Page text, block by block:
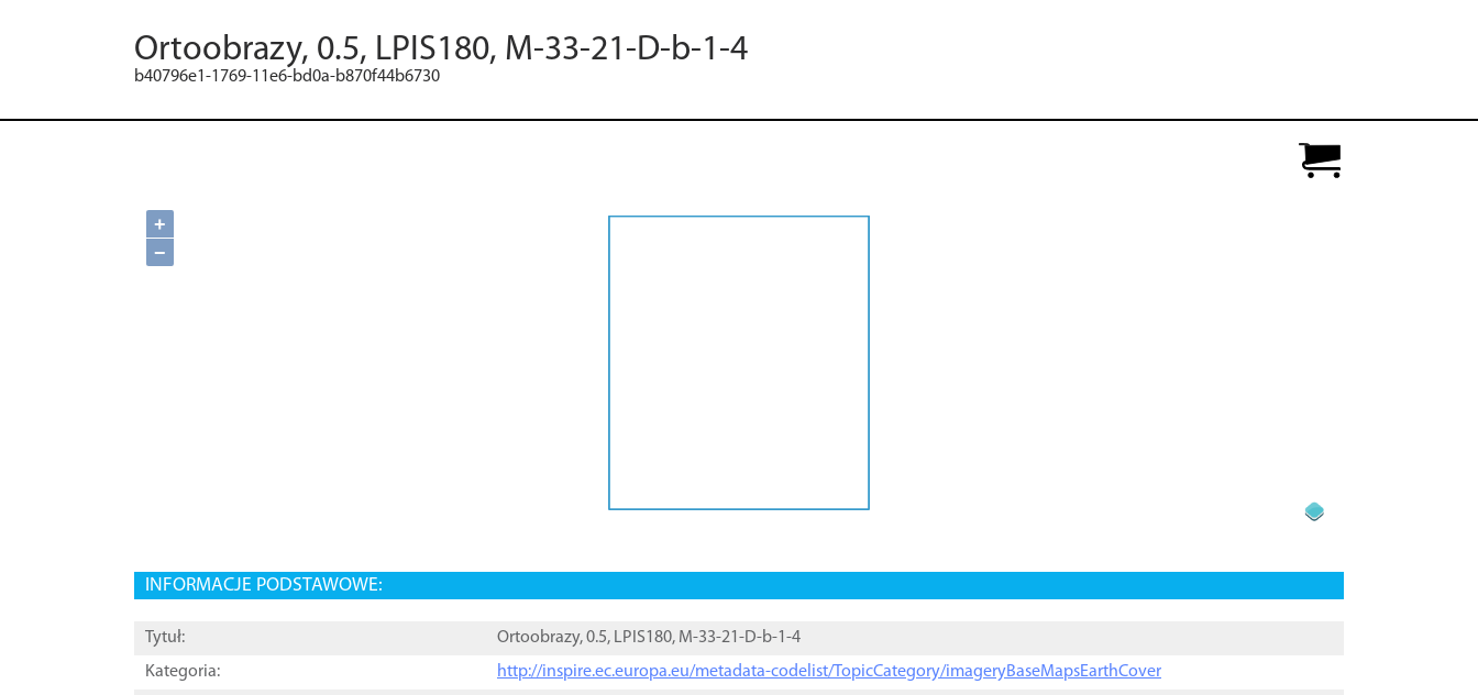
Ortoobrazy, 0.5, LPIS180, M-33-21-D-b-1-4
b40796e1-1769-11e6-bd0a-b870f44b6730
+
−
INFORMACJE PODSTAWOWE:
Tytuł:
Ortoobrazy, 0.5, LPIS180, M-33-21-D-b-1-4
Kategoria:
http://inspire.ec.europa.eu/metadata-codelist/TopicCategory/imageryBaseMapsEarthCover